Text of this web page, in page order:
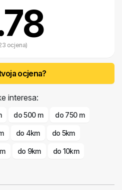
ocjena)
ocjena?
interesa:
do 500 m do 750 m
do 4km do 5km
do 9km do 10km